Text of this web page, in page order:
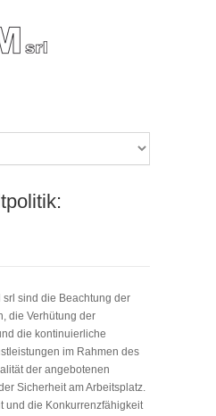
srl sind die Beachtung der
die Verhütung der
die kontinuierliche
im Rahmen des
der angebotenen
Sicherheit am Arbeitsplatz.
und die Konkurrenzfähigkeit